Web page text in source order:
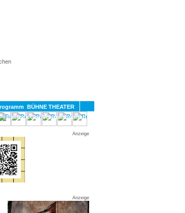
BÜHNE THEATER
GAY
Anzeige
Anzeige